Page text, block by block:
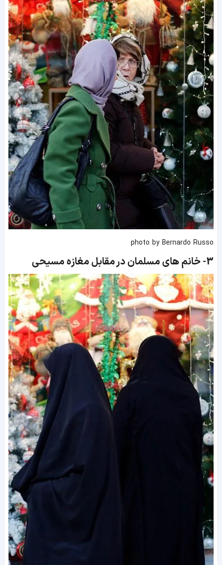
photo by Bernardo Russo
3- خانم های مسلمان در مقابل مغازه مسیحی